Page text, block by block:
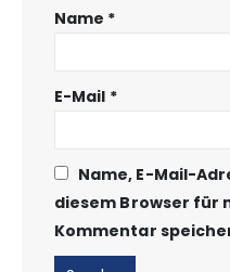
Name *
E-Mail *
Name, E-Mail-
diesem Browser für
Kommentar